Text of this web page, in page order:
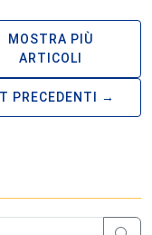
MOSTRA PIÙ
ARTICOLI
PRECEDENTI